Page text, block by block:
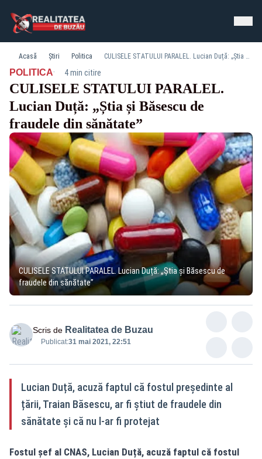
Acasă Știri Politica CULISELE STATULUI PARALEL. Lucian Duță: „Știa și Băsescu de fraudele din sănătate”
POLITICA· 4 min citire
CULISELE STATULUI PARALEL.
Lucian Duță: „Știa și Băsescu de
fraudele din sănătate”
CULISELE STATULUI PARALEL. Lucian Duță: „Știa și Băsescu de
fraudele din sănătate”
Scris de Realitatea de Buzau
Publicat:31 mai 2021, 22:51
Lucian Duță, acuză faptul că fostul președinte al
țării, Traian Băsescu, ar fi știut de fraudele din
sănătate și că nu l-ar fi protejat
Fostul șef al CNAS, Lucian Duță, acuză faptul că fostul